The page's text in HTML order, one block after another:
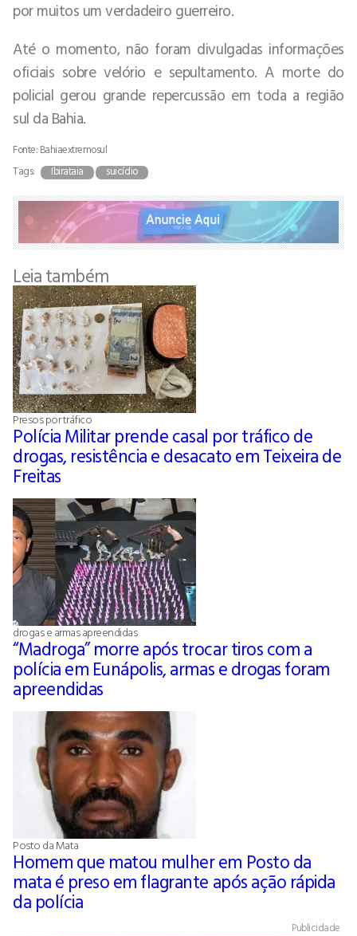
por muitos um verdadeiro guerreiro.
Até o momento, não foram divulgadas informações
oficiais sobre velório e sepultamento. A morte do
policial gerou grande repercussão em toda a região
sul da Bahia.
Fonte: Bahiaextremosul
Tags:
Ibirataia suicídio
Leia também
Presos por tráfico
Polícia Militar prende casal por tráfico de
drogas, resistência e desacato em Teixeira de
Freitas
drogas e armas apreendidas
“Madroga” morre após trocar tiros com a
polícia em Eunápolis, armas e drogas foram
apreendidas
Posto da Mata
Homem que matou mulher em Posto da
mata é preso em flagrante após ação rápida
da polícia
Publicidade